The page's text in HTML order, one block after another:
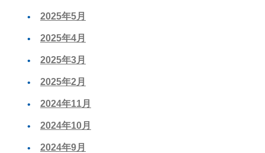
2025年5月
2025年4月
2025年3月
2025年2月
2024年11月
2024年10月
2024年9月